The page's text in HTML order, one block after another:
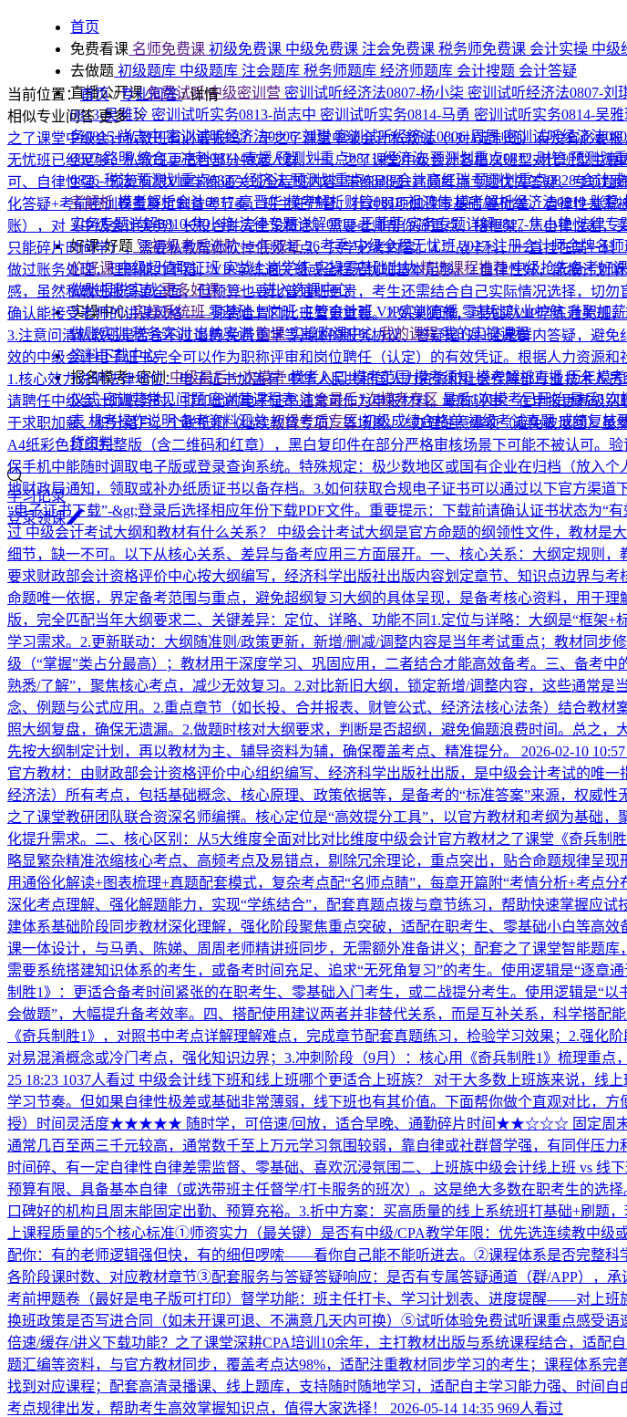
首页
免费看课 名师免费课 初级免费课 中级免费课 注会免费课 税务师免费课 会计实操 中级
去做题 初级题库 中级题库 注会题库 税务师题库 经济师题库 会计搜题 会计答疑
直播公开课免费试听|中级密训营 密训试听经济法0807-杨小柒 密训试听经济法0807-刘
0813-吴雅玲 密训试听实务0813-尚志中 密训试听实务0814-马勇 密训试听实务0814-吴
务0815-尚志中密训试听经济法0806-刘琪密训试听经济法0806-周周密训试听经济法
0807-路明综合二冲刺0811-袁媛预测划重点0811-经济法预测划重点0812-财管预测划
0826-税法预测划重点0827-经济法预测划重点0828-会计高红瑞预测划重点0828-会计
考解析模考解析会计0817-高晋华模考解析财管0818-祖鸿伟模考解析经济法0819-张稳
实务专题详解0810-焦小艳法律专题详解0812-王菲菲实务专题详解0817-焦小艳法律专
好课·好题 🚀初级考后进阶·一年双证26考季·中级全程无忧班2027·注册会计师金牌名
价好课中级超值取证班实战上岗学练实操零基础出纳精选课程推荐中级抢先备考好
做账报税实战更多好课>>>→进入选课中心
实操中心实操系统班零基础上岗班主管会计班VIP实训直播零基础就业护航升职加
做账实训税务实训出纳实训购课实操购课中心我的课程我的实操课程
资料下载中心
报名模考+密训 中级最后一次模考模考入口模考范围模考须知模考解析直播历年模
仪式密训营常见问题密训营课程表注会最后1次模考专区 最后1次模考已开始最后1次
表 机考操作说明备考资料汇总初级考后专区初级成绩合格单初级考试真题成绩复核
货资料
学习记录
登录领课
当前位置：首页/专业问答/详情
相似专业问答更多
之了课堂中级会计私教班有必要报吗？于之了课堂中级会计私教班（1对1定制班）有没有必要
无忧班已经足够，私教班更适合部分特定人群。一、之了课堂中级会计各档次班型对比班型主
可、自律性强、预算有限VIP学练通关班全程班内容+带练刷题+高频考点专题优先答疑、专项
化答疑+考前密训卷量身定制备考节奏、班主任严督、针对弱项加课零基础/基础差、自律性差
账），对‌《中级会计实务》长投合并完全没概念，需要老师帮你筛重点、搭框架。2.自律性差
只能碎片时间学），需要私教帮你砍掉低频考点、只学必考内容。4.二战卡科，一直挂在某一
做过账务处理，理解能力不错，VIP学练通关班或全程无忧班基本足够。2.自律性好，能按计
感，虽然私教班服务更全面，但预算也要比普通班更贵，考生还需结合自己实际情况选择，切
确认能接受老师的讲课风格——师资合胃口比班型更重要。2.如果犹豫，可先买VIP学练通关班
3.注意问清私教班是否含不过退费/免费重学等具体的服务协议、答疑是1对1还是群内答疑，避免
效的中级会计电子证书完全可以作为职称评审和岗位聘任（认定）的有效凭证。根据人力资源
1.核心效力说明法律地位：电子证书加盖有“中华人民共和国人力资源和社会保障部专业技术人
请聘任中级会计师职务时，打印出的电子证书通常可作为申报材料。职称评审：在申报更高级
于求职加薪、积分落户、个税抵扣（继续教育专项）等场景。2.办理注意事项（避免被退回）
A4纸彩色打印完整版（含二维码和红章），黑白复印件在部分严格审核场景下可能不被认可。
保手机中能随时调取电子版或登录查询系统。特殊规定：极少数地区或国有企业在归档（放入
地财政局通知，领取或补办纸质证书以备存档。3.如何获取合规电子证书可以通过以下官方渠
“电子证书下载”-&gt;登录后选择相应年份下载PDF文件。​重要提示：下载前请确认证书状态为“
过 中级会计考试大纲和教材有什么关系？ 中级会计考试大纲是官方命题的纲领性文件，教材是
细节，缺一不可。以下从核心关系、差异与备考应用三方面展开。一、核心关系：大纲定规则
要求财政部会计资格评价中心按大纲编写，经济科学出版社出版内容划定章节、知识点边界与
命题唯一依据，界定备考范围与重点，避免超纲复习大纲的具体呈现，是备考核心资料，用于
版，完全匹配当年大纲要求二、关键差异：定位、详略、功能不同1.定位与详略：大纲是“框架
学习需求。2.更新联动：大纲随准则/政策更新，新增/删减/调整内容是当年考试重点；教材同
级（“掌握”类占分最高）；教材用于深度学习、巩固应用，二者结合才能高效备考。三、备考
熟悉/了解”，聚焦核心考点，减少无效复习。2.对比新旧大纲，锁定新增/调整内容，这些通常
念、例题与公式应用。2.重点章节（如长投、合并报表、财管公式、经济法核心法条）结合教
照大纲复盘，确保无遗漏。2.做题时核对大纲要求，判断是否超纲，避免偏题浪费时间。总之
先按大纲制定计划，再以教材为主、辅导资料为辅，确保覆盖考点、精准提分。
2026-02-10 10:57
官方教材：由财政部会计资格评价中心组织编写、经济科学出版社出版，是中级会计考试的唯
经济法）所有考点，包括基础概念、核心原理、政策依据等，是备考的“标准答案”来源，权威
之了课堂教研团队联合资深名师编撰。核心定位是“高效提分工具”，以官方教材和考纲为基础
化提升需求。二、核心区别：从5大维度全面对比对比维度中级会计官方教材之了课堂《奇兵
略显繁杂精准浓缩核心考点、高频考点及易错点，剔除冗余理论，重点突出，贴合命题规律呈
用通俗化解读+图表梳理+真题配套模式，复杂考点配“名师点睛”，每章开篇附“考情分析+考点
深化考点理解、强化解题能力，实现“学练结合”，配套真题点拨与章节练习，帮助快速掌握应
建体系基础阶段同步教材深化理解，强化阶段聚焦重点突破，适配在职考生、零基础小白等高
课一体设计，与马勇、陈娣、周周老师精讲班同步，无需额外准备讲义；配套之了课堂智能题
需要系统搭建知识体系的考生，或备考时间充足、追求“无死角复习”的考生。使用逻辑是“逐
制胜1》：更适合备考时间紧张的在职考生、零基础入门考生，或二战提分考生。使用逻辑是
会做题”，大幅提升备考效率。四、搭配使用建议两者并非替代关系，而是互补关系，科学搭配
《奇兵制胜1》，对照书中考点详解理解难点，完成章节配套真题练习，检验学习效果；2.强
对易混淆概念或冷门考点，强化知识边界；3.冲刺阶段（9月）：核心用《奇兵制胜1》梳理重
25 18:23 1037人看过 中级会计线下班和线上班哪个更适合上班族？ 对于大多数上班族来说，线
学习节奏。但如果自律性极差或基础非常薄弱，线下班也有其价值。下面帮你做个直观对比，
授）时间灵活度★★★★★ 随时学，可倍速/回放，适合早晚、通勤碎片时间★★☆☆☆ 固定周末或
通常几百至两三千元较高，通常数千至上万元学习氛围较弱，靠自律或社群督学强，有同伴压
时间碎、有一定自律性自律差需监督、零基础、喜欢沉浸氛围二、上班族中级会计线上班 vs 线
预算有限、具备基本自律（或选带班主任督学/打卡服务的班次）。这是绝大多数在职考生的选
口碑好的机构且周末能固定出勤、预算充裕。3.折中方案：买高质量的线上系统班打基础+刷
上课程质量的5个核心标准①师资实力（最关键）是否有中级/CPA教学年限：优先选连续教中
配你：有的老师逻辑强但快，有的细但啰嗦——看你自己能不能听进去。②课程体系是否完整
各阶段课时数、对应教材章节③配套服务与答疑答疑响应：是否有专属答疑通道（群/APP），
考前押题卷（最好是电子版可打印）督学功能：班主任打卡、学习计划表、进度提醒——对上
换班政策是否写进合同（如未开课可退、不满意几天内可换）⑤试听体验免费试听课重点感受
倍速/缓存/讲义下载功能？之了课堂深耕CPA培训10余年，主打教材出版与系统课程结合，适
题汇编等资料，与官方教材同步，覆盖考点达98%，适配注重教材同步学习的考生；课程体系
找到对应课程；配套高清录播课、线上题库，支持随时随地学习，适配自主学习能力强、时间
考点规律出发，帮助考生高效掌握知识点，值得大家选择！
2026-05-14 14:35 969人看过